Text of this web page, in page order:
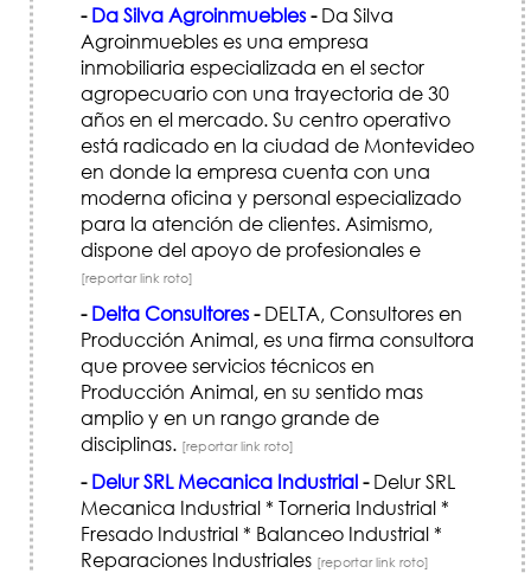
- Da Silva Agroinmuebles-Da Silva
Agroinmuebles es una empresa
inmobiliaria especializada en el sector
agropecuario con una trayectoria de 30
años en el mercado. Su centro operativo
está radicado en la ciudad de Montevideo
en donde la empresa cuenta con una
moderna oficina y personal especializado
para la atención de clientes. Asimismo,
dispone del apoyo de profesionales e
[reportar link roto]
- Delta Consultores-DELTA, Consultores en
Producción Animal, es una firma consultora
que provee servicios técnicos en
Producción Animal, en su sentido mas
amplio y en un rango grande de
disciplinas. [reportar link roto]
- Delur SRL Mecanica Industrial-Delur SRL
Mecanica Industrial * Torneria Industrial *
Fresado Industrial * Balanceo Industrial *
Reparaciones Industriales [reportar link roto]